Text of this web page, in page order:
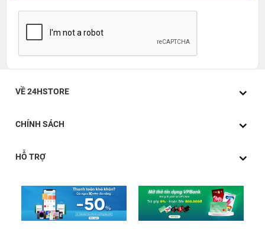
VỀ 24HSTORE
CHÍNH SÁCH
HỖ TRỢ